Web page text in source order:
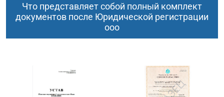
Что представляет собой полный комплект
документов после Юридической регистрации
ооо